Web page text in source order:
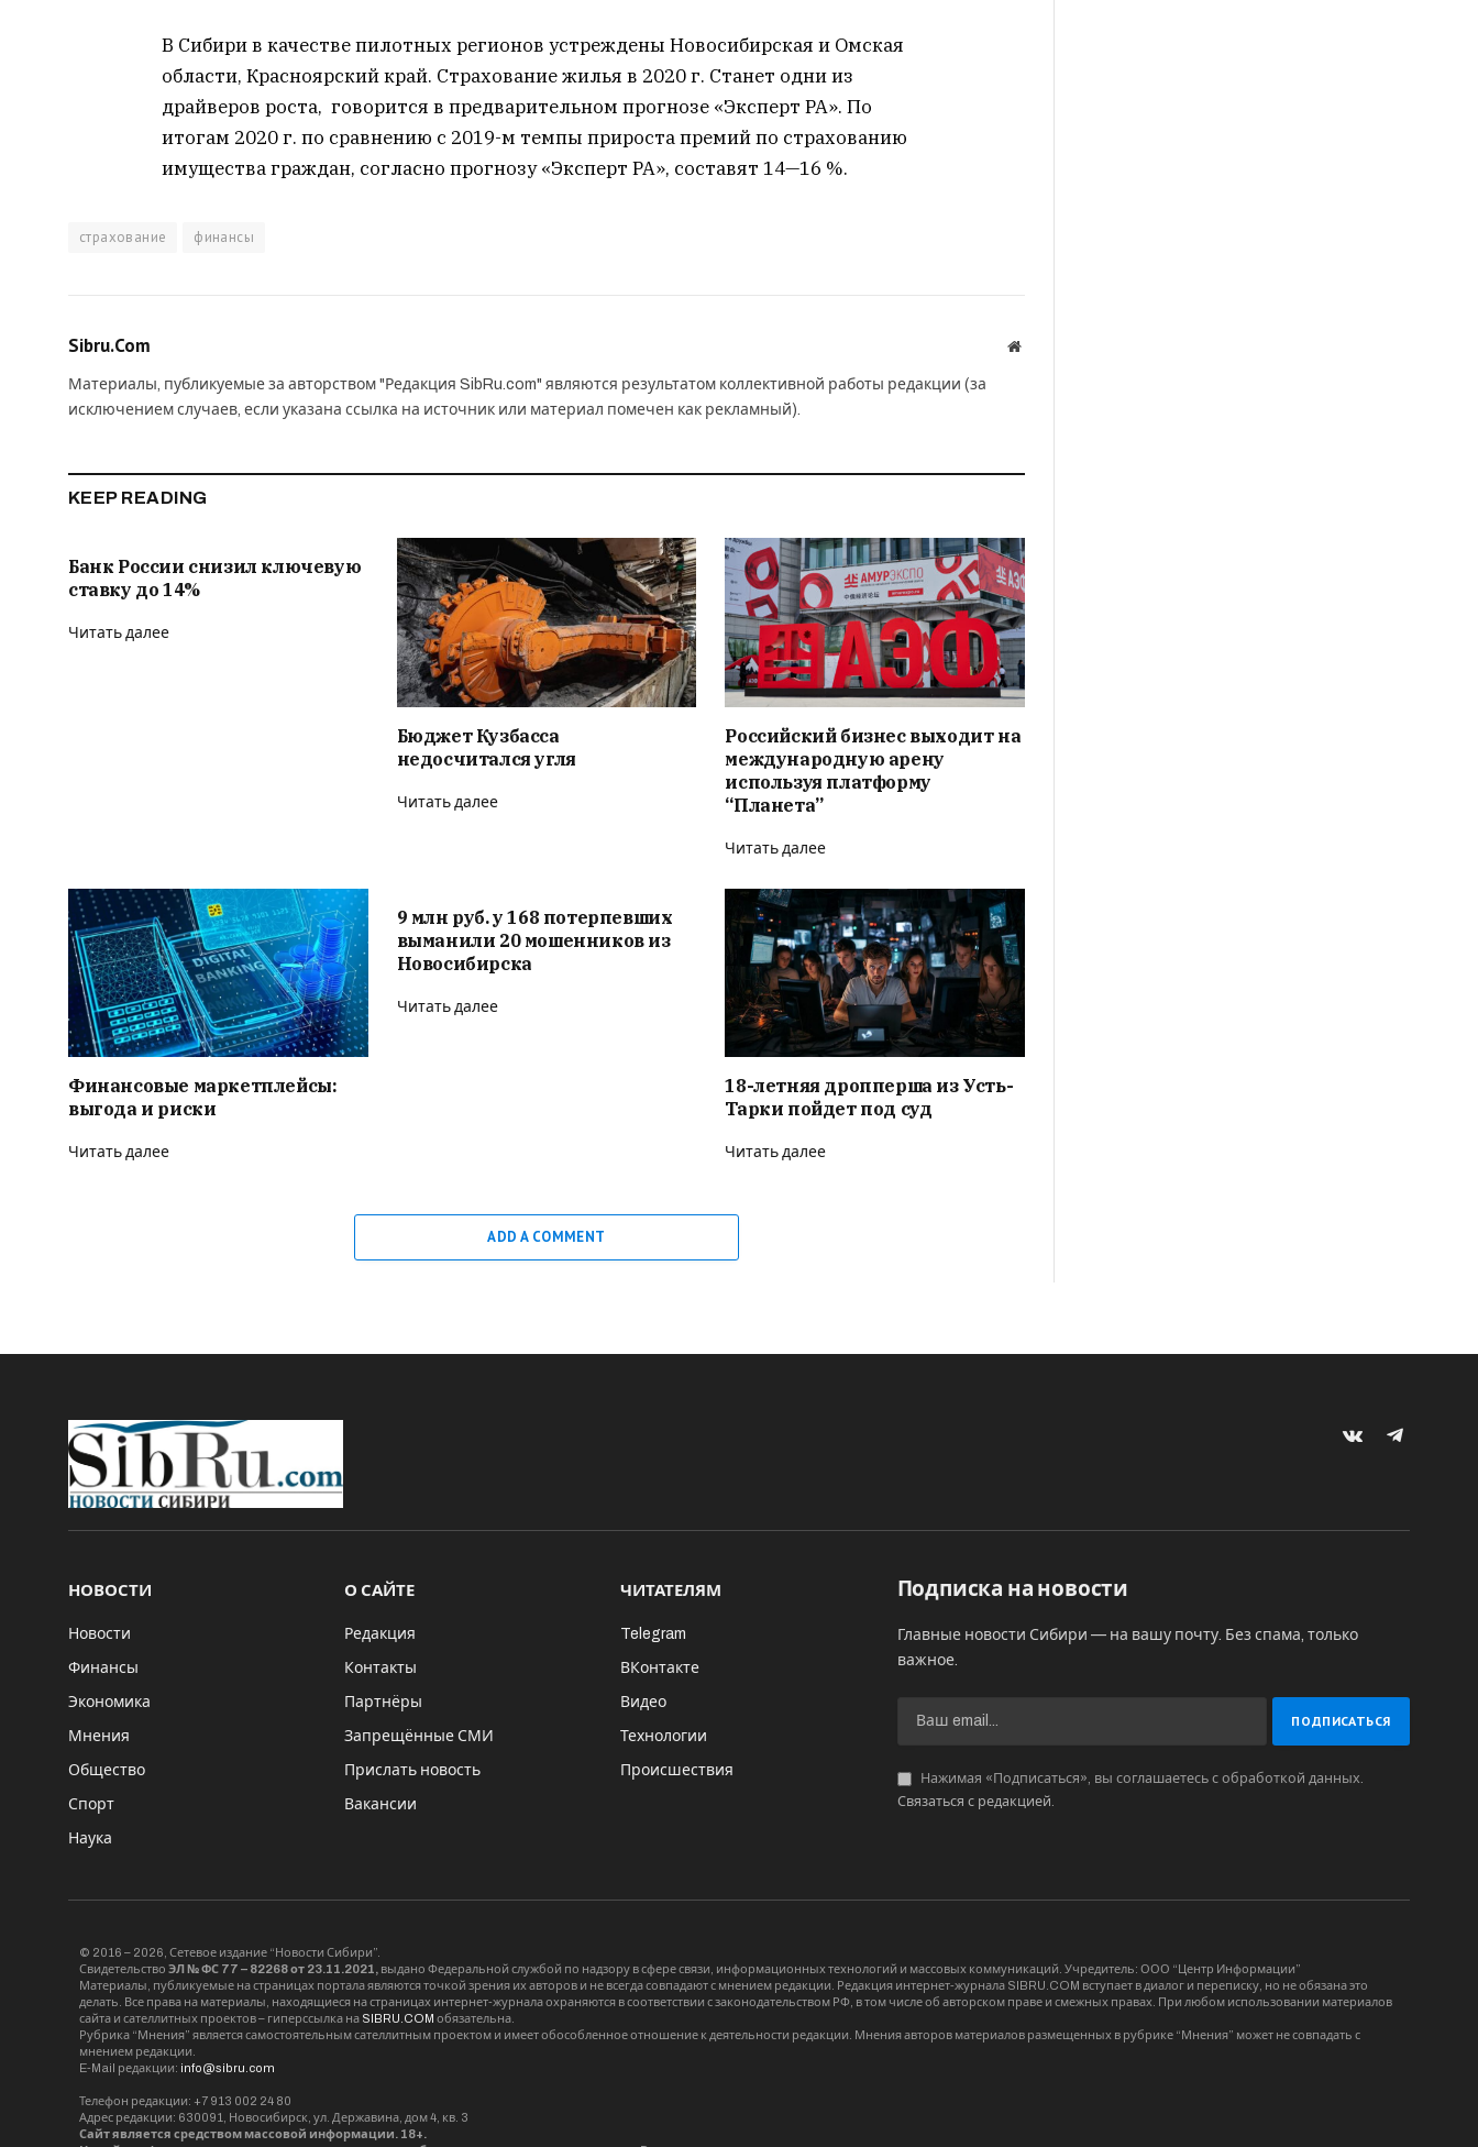
В Сибири в качестве пилотных регионов устреждены Новосибирская и Омская
области, Красноярский край. Страхование жилья в 2020 г. Станет одни из
драйверов роста, говорится в предварительном прогнозе «Эксперт РА». По
итогам 2020 г. по сравнению с 2019-м темпы прироста премий по страхованию
имущества граждан, согласно прогнозу «Эксперт РА», составят 14—16 %.
страхование финансы
Sibru.Com Website
Материалы, публикуемые за авторством "Редакция SibRu.com" являются результатом коллективной работы редакции (за
исключением случаев, если указана ссылка на источник или материал помечен как рекламный).
KEEP READING
Банк России снизил ключевую
ставку до 14%
Читать далее
Бюджет Кузбасса
недосчитался угля
Читать далее
Российский бизнес выходит на
международную арену
используя платформу
“Планета”
Читать далее
Финансовые маркетплейсы:
выгода и риски
Читать далее
9 млн руб. у 168 потерпевших
выманили 20 мошенников из
Новосибирска
Читать далее
18-летняя дропперша из Усть-
Тарки пойдет под суд
Читать далее
ADD A COMMENT
VKontakteTelegram
НОВОСТИ
Новости
Финансы
Экономика
Мнения
Общество
Спорт
Наука
О САЙТЕ
Редакция
Контакты
Партнёры
Запрещённые СМИ
Прислать новость
Вакансии
ЧИТАТЕЛЯМ
Telegram
ВКонтакте
Видео
Технологии
Происшествия
Подписка на новости
Главные новости Сибири — на вашу почту. Без спама, только
важное.
Нажимая «Подписаться», вы соглашаетесь с обработкой данных.
Связаться с редакцией
© 2016 – 2026, Сетевое издание “Новости Сибири”.
Свидетельство ЭЛ № ФС 77 – 82268 от 23.11.2021, выдано Федеральной службой по надзору в сфере связи, информационных технологий и массовых коммуникаций. Учредитель: ООО “Центр Информации”
Материалы, публикуемые на страницах портала являются точкой зрения их авторов и не всегда совпадают с мнением редакции. Редакция интернет-журнала SIBRU.COM вступает в диалог и переписку, но не обязана это
делать. Все права на материалы, находящиеся на страницах интернет-журнала охраняются в соответствии с законодательством РФ, в том числе об авторском праве и смежных правах. При любом использовании материалов
сайта и сателлитных проектов – гиперссылка на SIBRU.COM обязательна.
Рубрика “Мнения” является самостоятельным сателлитным проектом и имеет обособленное отношение к деятельности редакции. Мнения авторов материалов размещенных в рубрике “Мнения” может не совпадать с
мнением редакции.
E-Mail редакции: info@sibru.com
Телефон редакции: +7 913 002 24 80
Адрес редакции: 630091, Новосибирск, ул. Державина, дом 4, кв. 3
Сайт является средством массовой информации. 18+.